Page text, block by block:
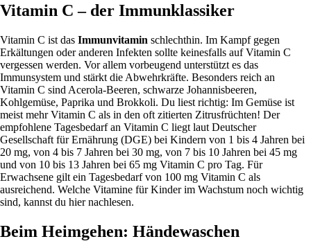
Vitamin C – der Immunklassiker
Vitamin C ist das Immunvitamin schlechthin. Im Kampf gegen
Erkältungen oder anderen Infekten sollte keinesfalls auf Vitamin C
vergessen werden. Vor allem vorbeugend unterstützt es das
Immunsystem und stärkt die Abwehrkräfte. Besonders reich an
Vitamin C sind Acerola-Beeren, schwarze Johannisbeeren,
Kohlgemüse, Paprika und Brokkoli. Du liest richtig: Im Gemüse ist
meist mehr Vitamin C als in den oft zitierten Zitrusfrüchten! Der
empfohlene Tagesbedarf an Vitamin C liegt laut Deutscher
Gesellschaft für Ernährung (DGE) bei Kindern von 1 bis 4 Jahren bei
20 mg, von 4 bis 7 Jahren bei 30 mg, von 7 bis 10 Jahren bei 45 mg
und von 10 bis 13 Jahren bei 65 mg Vitamin C pro Tag. Für
Erwachsene gilt ein Tagesbedarf von 100 mg Vitamin C als
ausreichend. Welche Vitamine für Kinder im Wachstum noch wichtig
sind, kannst du hier nachlesen.
Beim Heimgehen: Händewaschen